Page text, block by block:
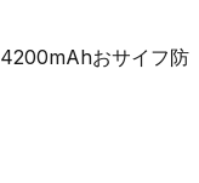
4200mAhおサイフ防